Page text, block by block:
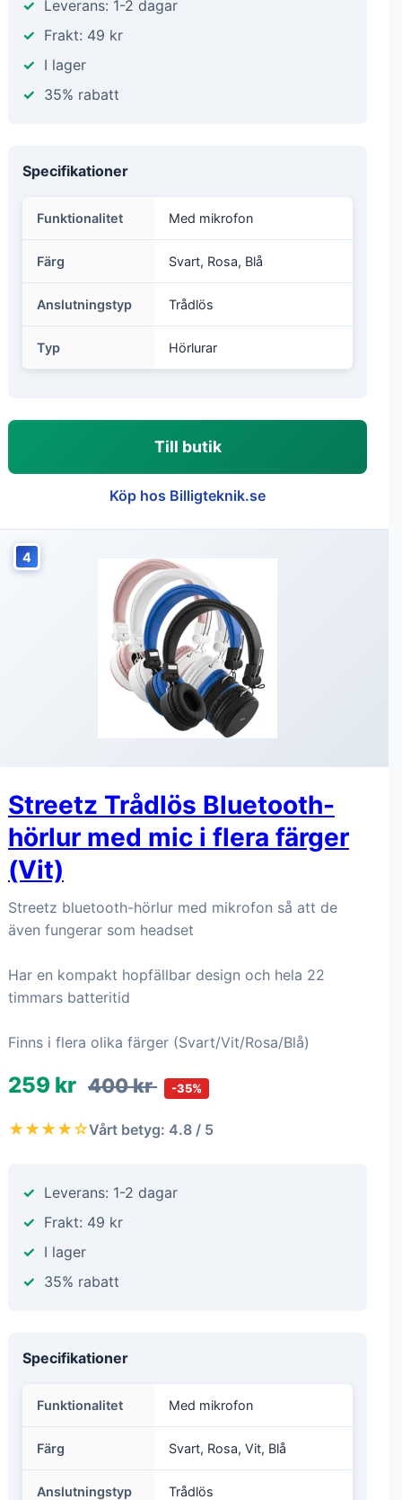
Leverans: 1-2 dagar
Frakt: 49 kr
I lager
35% rabatt
Specifikationer
Funktionalitet Med mikrofon
Färg Svart, Rosa, Blå
Anslutningstyp Trådlös
Typ Hörlurar
Till butik
Köp hos Billigteknik.se
4
Streetz Trådlös Bluetooth-
hörlur med mic i flera färger
(Vit)
Streetz bluetooth-hörlur med mikrofon så att de
även fungerar som headset
Har en kompakt hopfällbar design och hela 22
timmars batteritid
Finns i flera olika färger (Svart/Vit/Rosa/Blå)
259 kr 400 kr -35%
★★★★☆Vårt betyg: 4.8 / 5
Leverans: 1-2 dagar
Frakt: 49 kr
I lager
35% rabatt
Specifikationer
Funktionalitet Med mikrofon
Färg Svart, Rosa, Vit, Blå
Anslutningstyp Trådlös